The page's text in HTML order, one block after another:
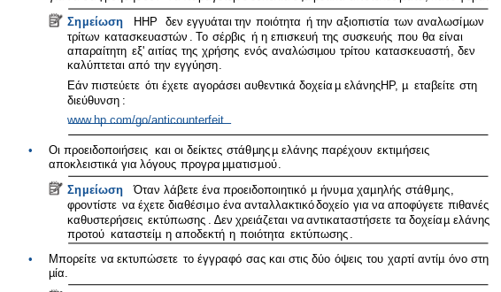
Σηµείωση Η HP δεν εγγυάται την ποιότητα ή την αξιοπιστία των αναλωσίµων
τρίτων κατασκευαστών . Το σέρβις ή η επισκευή της συσκευής που θα είναι
απαραίτητη εξ' αιτίας της χρήσης ενός αναλώσιµου τρίτου κατασκευαστή, δεν
καλύπτεται από την εγγύηση.
Εάν πιστεύετε ότι έχετε αγοράσει αυθεντικά δοχεία µ ελάνηςHP, µ εταβείτε στη
διεύθυνση :
www.hp.com/go/anticounterfeit
• Οι προειδοποιήσεις και οι δείκτες στάθµηςµ ελάνης παρέχουν εκτιµήσεις
αποκλειστικά για λόγους προγρα µµατισµού.
Σηµείωση Όταν λάβετε ένα προειδοποιητικό µ ήνυµα χαµηλής στάθµης,
φροντίστε να έχετε διαθέσιµο ένα ανταλλακτικόδοχείο για να αποφύγετε πιθανές
καθυστερήσεις εκτύπωσης . ∆εν χρειάζεται να αντικαταστήσετε τα δοχείαµ ελάνης
προτού καταστείµ η αποδεκτή η ποιότητα εκτύπωσης .
•
Μπορείτε να εκτυπώσετε το έγγραφό σας και στις δύο όψεις του χαρτί αντίµ όνο στη
µία.